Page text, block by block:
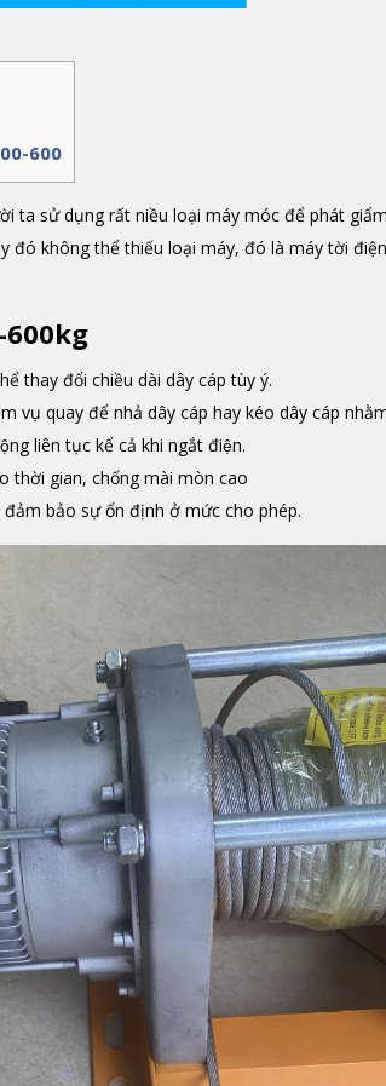
600
ta sử dụng rất niều loại máy móc để phát
đó không thể thiếu loại máy, đó là máy tời
thay đổi chiều dài dây cáp tùy ý.
vụ quay để nhả dây cáp hay kéo dây cáp
liên tục kể cả khi ngắt điện.
thời gian, chống mài mòn cao
bảo sự ổn định ở mức cho phép.